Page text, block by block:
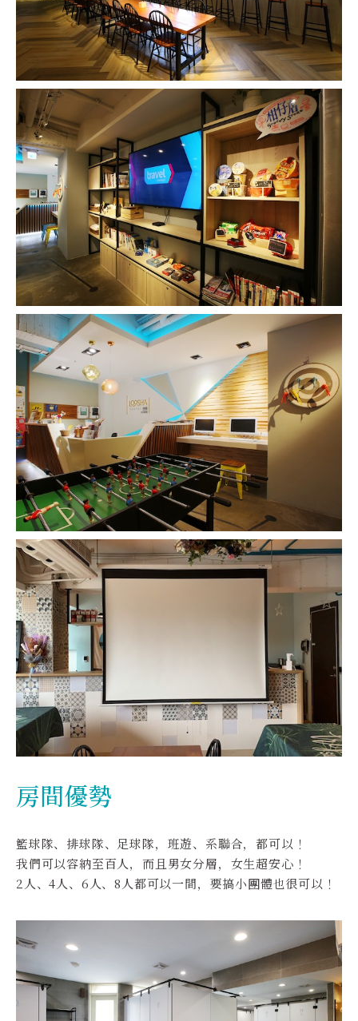
房間優勢
籃球隊、排球隊、足球隊，班遊、系聯合，都可以！
我們可以容納至百人，而且男女分層，女生超安心！
2人、4人、6人、8人都可以一間，要搞小團體也很可以！